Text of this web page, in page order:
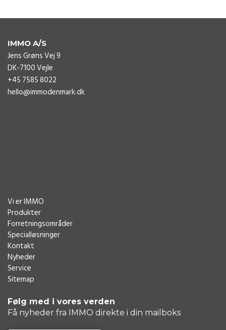
IMMO A/S
Jens Grøns Vej 9
DK-7100 Vejle
+45 7585 8022
hello@immodenmark.dk
Vi er IMMO
Produkter
Forretningsområder
Specialløsninger
Kontakt
Nyheder
Service
Sitemap
Følg med i vores verden
Få nyheder fra IMMO direkte i din mailboks